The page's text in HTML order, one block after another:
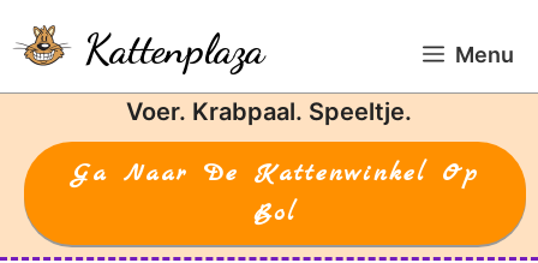
naar
de
Kattenplaza Menu
Voer. Krabpaal. Speeltje.
Ga Naar De Kattenwinkel Op
Bol